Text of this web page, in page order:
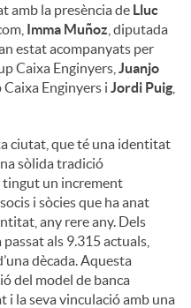
amb la presència de Lluc
Imma Muñoz , diputada
estat acompanyats per
Caixa Enginyers, Juanjo
Caixa Enginyers i Jordi Puig
ciutat, que té una identitat
sòlida tradició
tingut un increment
i sòcies que ha anat
any rere any. Dels
als 9.315 actuals,
dècada. Aquesta
del model de banca
i la seva vinculació amb una